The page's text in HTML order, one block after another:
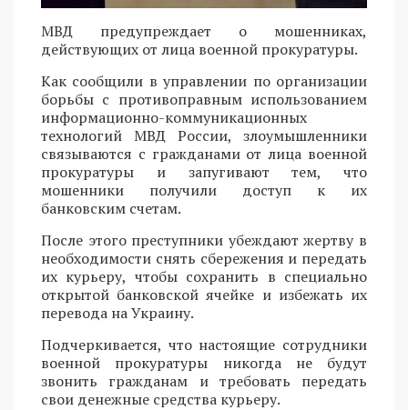
МВД предупреждает о мошенниках,
действующих от лица военной прокуратуры.
Как сообщили в управлении по организации
борьбы с противоправным использованием
информационно-коммуникационных
технологий МВД России, злоумышленники
связываются с гражданами от лица военной
прокуратуры и запугивают тем, что
мошенники получили доступ к их
банковским счетам.
После этого преступники убеждают жертву в
необходимости снять сбережения и передать
их курьеру, чтобы сохранить в специально
открытой банковской ячейке и избежать их
перевода на Украину.
Подчеркивается, что настоящие сотрудники
военной прокуратуры никогда не будут
звонить гражданам и требовать передать
свои денежные средства курьеру.